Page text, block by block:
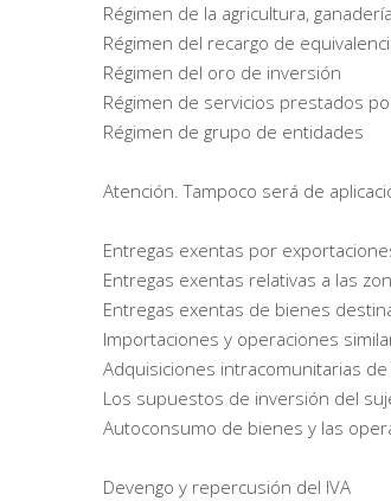
Régimen de la agricultura,
Régimen del recargo de
Régimen del oro de inversión
Régimen de servicios prestados
Régimen de grupo de entidades
Atención. Tampoco será de
Entregas exentas por
Entregas exentas relativas a las
Entregas exentas de bienes
Importaciones y operaciones
Adquisiciones intracomunitarias
Los supuestos de inversión del
Autoconsumo de bienes y las
Devengo y repercusión del IVA